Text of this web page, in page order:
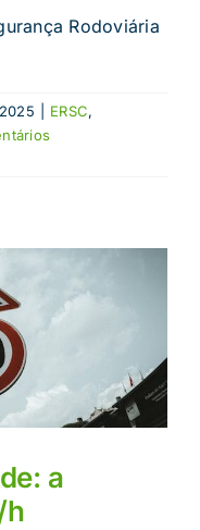
Rodoviária
ERSC,
a
h